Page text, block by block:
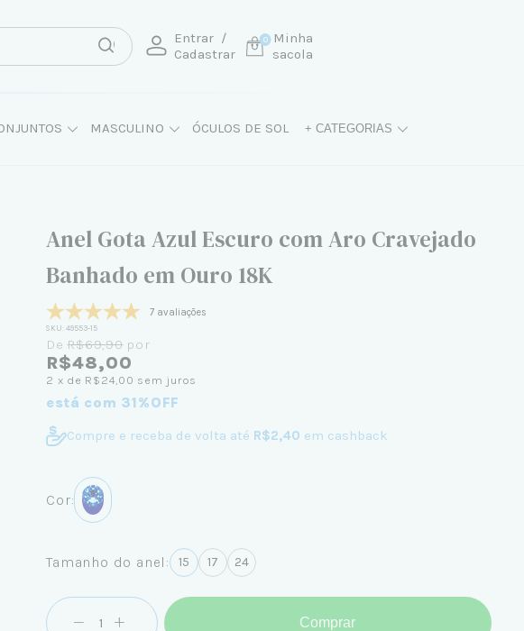
Entrar /
Cadastrar
Minha
sacola
0
MASCULINO ÓCULOS DE SOL + CATEGORIAS
Anel Gota Azul Escuro com Aro Cravejado
Banhado em Ouro 18K
7 avaliações
SKU:49553-15
DeR$69,90por
R$48,00
2 x de R$24,00 sem juros
está com 31%OFF
Compre e receba de volta até R$2,40 em cashback
Cor:
Tamanho do anel: 15 17 24
Comprar